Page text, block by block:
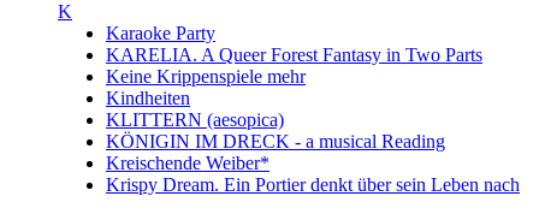
K
Karaoke Party
KARELIA. A Queer Forest Fantasy in Two Parts
Keine Krippenspiele mehr
Kindheiten
KLITTERN (aesopica)
KÖNIGIN IM DRECK - a musical Reading
Kreischende Weiber*
Krispy Dream. Ein Portier denkt über sein Leben nach